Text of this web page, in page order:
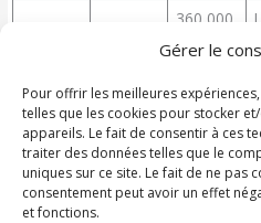
Gérer le
Pour offrir les meilleures
telles que les cookies pour stocker
appareils. Le fait de consentir à ces
traiter des données telles que le
uniques sur ce site. Le fait de ne pas
consentement peut avoir un effet
et fonctions.
360 000
€
L’objectif de l’étape 4
Vous passez d’une recherche
Vous suivez moins de biens, mais
analysés, mieux priorisés.